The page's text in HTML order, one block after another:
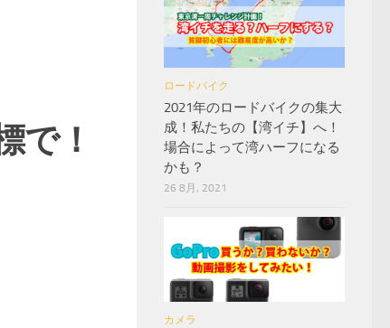
で！
ロードバイク
2021年のロードバイクの集大
成！私たちの【湾イチ】へ！
場合によって湾ハーフになる
かも？
26 8月, 2021
カメラ